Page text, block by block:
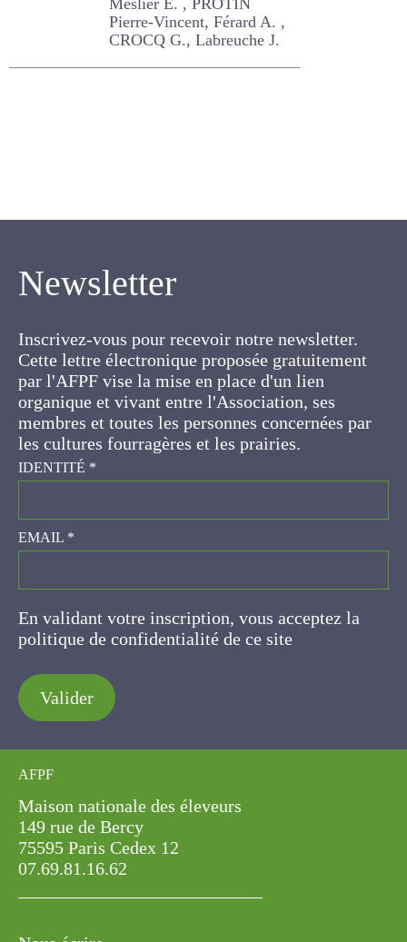
Meslier E. , PROTIN Pierre-
Vincent, Férard A. , CROCQ
G., Labreuche J.
Newsletter
Cette lettre électronique proposée
gratuitement par l'AFPF vise la mise en place
d'un lien organique et vivant entre l'Association,
ses membres et toutes les personnes
concernées par les cultures fourragères et les
prairies.
IDENTITÉ*
EMAIL*
En validant votre inscription, vous acceptez la
politique de confidentialité de ce site
Valider
AFPF
Maison nationale des éleveurs
149 rue de Bercy
75595 Paris Cedex 12
07.69.81.16.62